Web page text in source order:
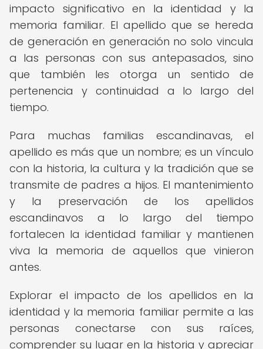
impacto significativo en la identidad y la
memoria familiar. El apellido que se hereda
de generación en generación no solo vincula
a las personas con sus antepasados, sino
que también les otorga un sentido de
pertenencia y continuidad a lo largo del
tiempo.
Para muchas familias escandinavas, el
apellido es más que un nombre; es un vínculo
con la historia, la cultura y la tradición que se
transmite de padres a hijos. El mantenimiento
y la preservación de los apellidos
escandinavos a lo largo del tiempo
fortalecen la identidad familiar y mantienen
viva la memoria de aquellos que vinieron
antes.
Explorar el impacto de los apellidos en la
identidad y la memoria familiar permite a las
personas conectarse con sus raíces,
comprender su lugar en la historia y apreciar